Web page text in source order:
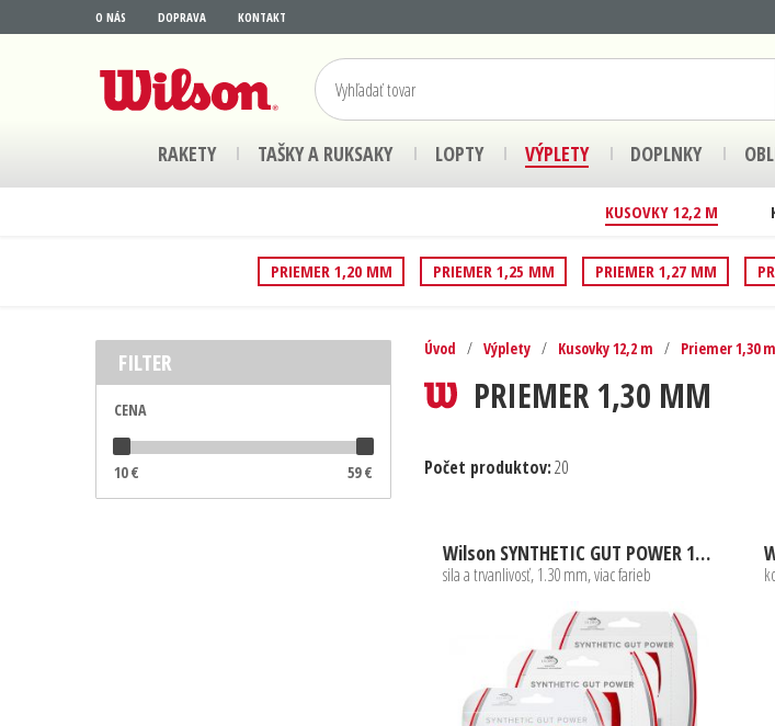
O NÁS DOPRAVA KONTAKT
RAKETY TAŠKY A RUKSAKY LOPTY VÝPLETY DOPLNKY
KUSOVKY 12,2 M
PRIEMER 1,20 MM PRIEMER 1,25 MM PRIEMER 1,27 MM
FILTER
CENA
10€ 59€
Úvod / Výplety / Kusovky 12,2 m / Priemer 1,30
PRIEMER 1,30 MM
Počet produktov:20
Wilson SYNTHETIC GUT POWER 12,2m 1,30mm
sila a trvanlivosť, 1.30 mm, viac farieb